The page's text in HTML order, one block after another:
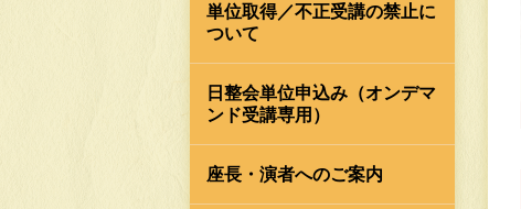
単位取得／不正受講の禁止に
ついて
日整会単位申込み（オンデマ
ンド受講専用）
座長・演者へのご案内